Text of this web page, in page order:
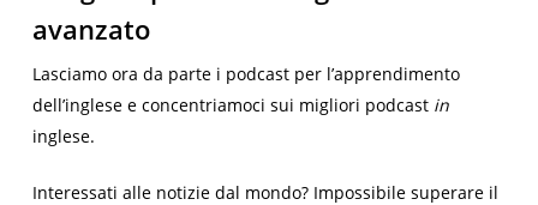
avanzato
Lasciamo ora da parte i podcast per l’apprendimento
dell’inglese e concentriamoci sui migliori podcast in
inglese.
Interessati alle notizie dal mondo? Impossibile superare il